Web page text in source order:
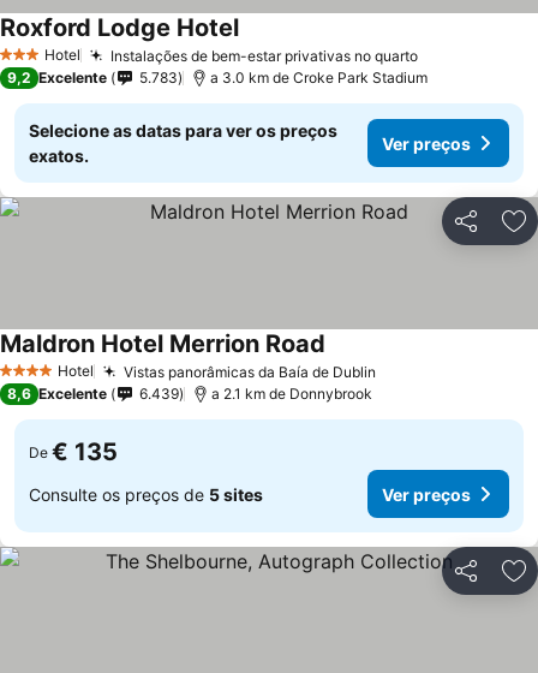
3 EstrelasHotel Instalações de bem-estar privativas no quartoVer preços
Roxford Lodge HotelVer preços
9,2 Excelente 5.783 a 3.0 km de Croke Park Stadium
Selecione as datas para ver os preços
exatos.
Ver preços
Partilhar
4 EstrelasHotel Vistas panorâmicas da Baía de Dublin
Maldron Hotel Merrion Road
8,6 Excelente 6.439 a 2.1 km de Donnybrook
De € 135
Consulte os preços de 5 sites Ver preços
Partilhar